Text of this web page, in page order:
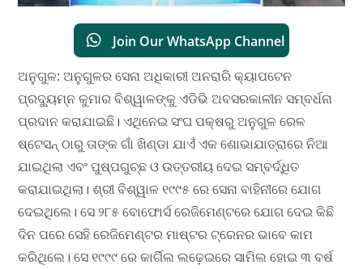
Join Our WhatsApp Channel
ଅନୁଗୁଳ: ଅନୁଗୁଳର ସେନା ଅଧିକାରୀ ଅନରାରି କ୍ୟାପଟେନ
ପ୍ରଦ୍ୟୁମ୍ନ କୁମାର ବିଶ୍ୱାଳଙ୍କୁ ଏଡିଭି ଅବସରକାଳୀନ ସମ୍ବର୍ଧନା
ପ୍ରଦାନ କରାଯାଇଛି। ଏଥିନେଇ ସଂଘ ପକ୍ଷରୁ ଅନୁଗୁଳ ରେଳ
ଷ୍ଟେସନ୍ ଠାରୁ ତାଙ୍କ ଗାଁ ଖିଣ୍ଡା ଯାଏଁ ଏକ ଶୋଭାଯାତ୍ରାରେ ନିଆ
ଯାଇଥିଲା ଏବଂ ପୁଷ୍ପଗୁଚ୍ଛ ଓ ଉତ୍ତରୀୟ ଦେଇ ସମ୍ବର୍ଦ୍ଧିତ
କରାଯାଇଥିଲା। ଶ୍ରୀ ବିଶ୍ୱାଳ ୧୯୯୫ ରେ ସେନା ବାହିନୀରେ ଯୋଗ
ଦେଇଥିଲେ। ସେ ୨୮୫ ବୋଫୋର୍ସ ରେଜିମେଣ୍ଟରେ ଯୋଗ ଦେଇ କିଛି
ଦିନ ପରେ ସେହି ରେଜିମେଣ୍ଟର ମାଷ୍ଟର ଟ୍ରେନର ଭାବେ କାମ
କରିଥିଲେ। ସେ ୧୯୯୯ ରେ କାର୍ଗିଲ ଲଢ଼େଇରେ ସାମିଲ ହୋଇ ୩ ବର୍ଷ